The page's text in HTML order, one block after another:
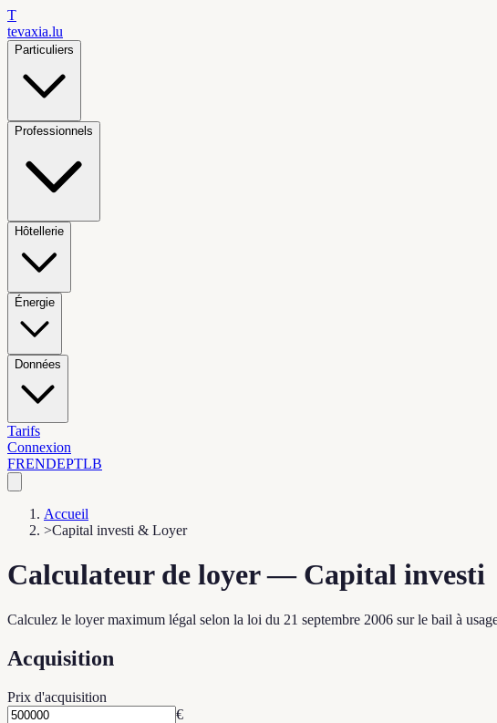
T
tevaxia.lu
Particuliers
Professionnels
Hôtellerie
Énergie
Données
Tarifs
Connexion
FRENDEPTLB
Accueil
>Capital investi & Loyer
Calculateur de loyer — Capital investi
Calculez le loyer maximum légal selon la loi du 21 septembre 2006 sur le bail à
Acquisition
Prix d'acquisition
€